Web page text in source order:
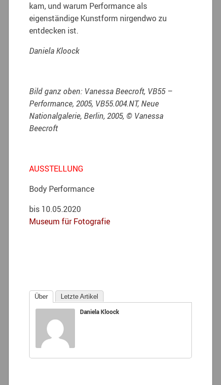
kam, und warum Performance als
eigenständige Kunstform nirgendwo zu
entdecken ist.
Daniela Kloock
Bild ganz oben: Vanessa Beecroft, VB55 –
Performance, 2005, VB55.004.NT, Neue
Nationalgalerie, Berlin, 2005, © Vanessa
Beecroft
AUSSTELLUNG
Body Performance
bis 10.05.2020
Museum für Fotografie
Über Letzte Artikel
Daniela Kloock